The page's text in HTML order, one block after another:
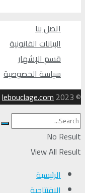
اتصل بنا
البيانات القانونية
قسم الإشهار
سياسة الخصوصية
© 2023
lebouclage.com
No Result
View All Result
الرئيسية